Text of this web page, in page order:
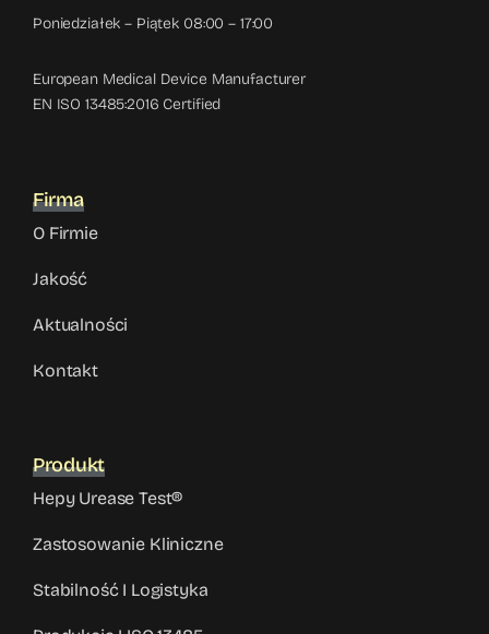
Poniedziałek – Piątek 08:00 – 17:00
European Medical Device Manufacturer
EN ISO 13485:2016 Certified
Firma
O Firmie
Jakość
Aktualności
Kontakt
Produkt
Hepy Urease Test®
Zastosowanie Kliniczne
Stabilność I Logistyka